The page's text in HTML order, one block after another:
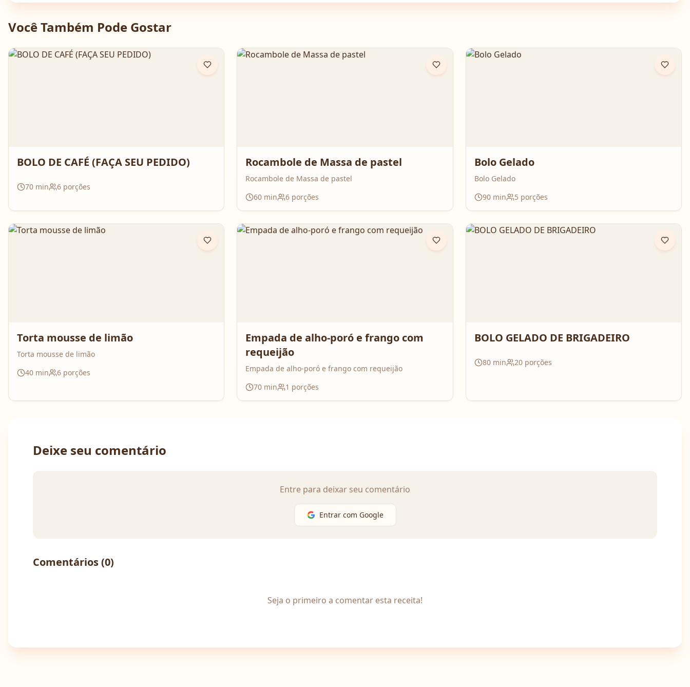
Você Também Pode Gostar
BOLO DE CAFÉ (FAÇA SEU PEDIDO)
70 min 6 porções
Rocambole de Massa de pastel
Rocambole de Massa de pastel
60 min 6 porções
Bolo Gelado
Bolo Gelado
90min 5porções
Torta mousse de limão
Torta mousse de limão
40 min 6 porções
Empada de alho-poró e frango com
requeijão
Empada de alho-poró e frango com requeijão
70 min 1 porções
BOLO GELADO DE BRIGADEIRO
80min 20porções
Deixe seu comentário
Entre para deixar seu comentário
Entrar com Google
Comentários (0)
Seja o primeiro a comentar esta receita!